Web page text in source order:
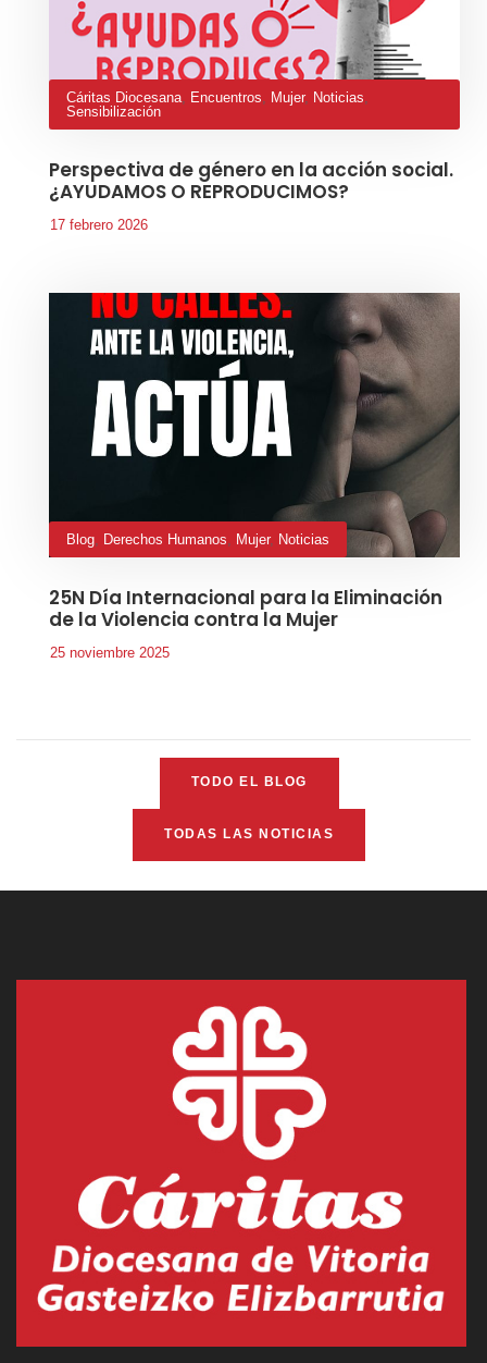
Cáritas Diocesana Encuentros Mujer, Noticias
Sensibilización
Perspectiva de género en la acción social.
¿AYUDAMOS O REPRODUCIMOS?
17 febrero 2026
Blog Derechos Humanos Mujer, Noticias
25N Día Internacional para la Eliminación
de la Violencia contra la Mujer
25 noviembre 2025
TODO EL BLOG
TODAS LAS NOTICIAS